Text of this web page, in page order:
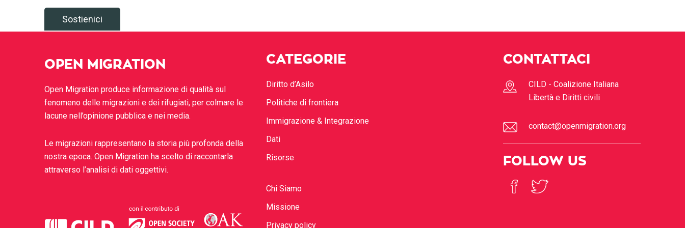
Sostienici
OPEN MIGRATION
Open Migration produce informazione di qualità sul
fenomeno delle migrazioni e dei rifugiati, per colmare le
lacune nell’opinione pubblica e nei media.
Le migrazioni rappresentano la storia più profonda della
nostra epoca. Open Migration ha scelto di raccontarla
attraverso l’analisi di dati oggettivi.
CATEGORIE
Diritto d’Asilo
Politiche di frontiera
Immigrazione & Integrazione
Dati
Risorse
Chi Siamo
Missione
Privacy policy
CONTATTACI
CILD - Coalizione Italiana
Libertà e Diritti civili
contact@openmigration.org
FOLLOW US